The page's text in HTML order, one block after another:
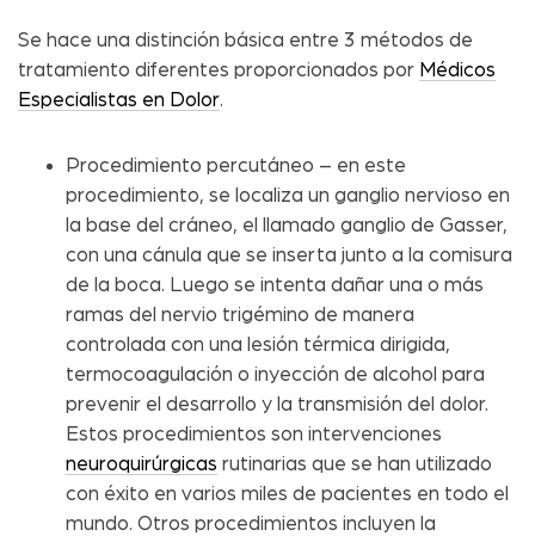
Se hace una distinción básica entre 3 métodos de
tratamiento diferentes proporcionados por Médicos
Especialistas en Dolor.
Procedimiento percutáneo – en este
procedimiento, se localiza un ganglio nervioso en
la base del cráneo, el llamado ganglio de Gasser,
con una cánula que se inserta junto a la comisura
de la boca. Luego se intenta dañar una o más
ramas del nervio trigémino de manera
controlada con una lesión térmica dirigida,
termocoagulación o inyección de alcohol para
prevenir el desarrollo y la transmisión del dolor.
Estos procedimientos son intervenciones
neuroquirúrgicas rutinarias que se han utilizado
con éxito en varios miles de pacientes en todo el
mundo. Otros procedimientos incluyen la